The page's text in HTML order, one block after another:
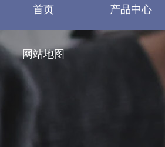
首页 产品中心
网站地图